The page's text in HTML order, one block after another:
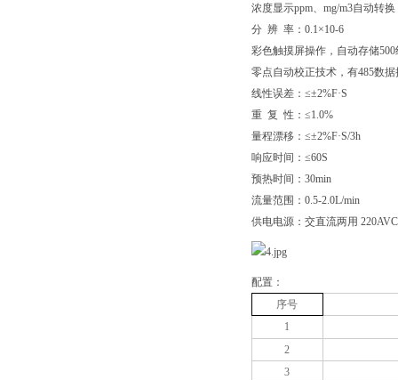
浓度显示ppm、mg/m3自动转换
分 辨 率：0.1×10-6
彩色触摸屏操作，自动存储
零点自动校正技术，有485数据
线性误差：≤±2%F·S
重 复 性：≤1.0%
量程漂移：≤±2%F·S/3h
响应时间：≤60S
预热时间：30min
流量范围：0.5-2.0L/min
供电电源：交直流两用
配置：
序号
1
2
3